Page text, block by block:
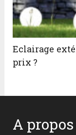
Eclairage
prix ?
A